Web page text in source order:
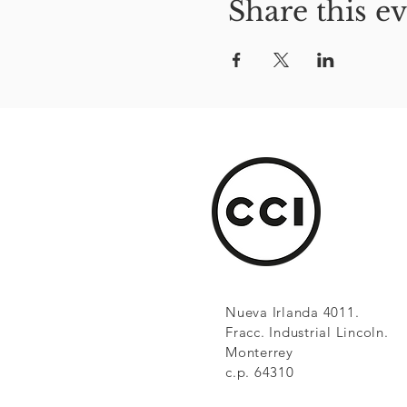
Share this
Nueva Irlanda 4011.
Fracc. Industrial Lincoln.
Monterrey
c.p. 64310